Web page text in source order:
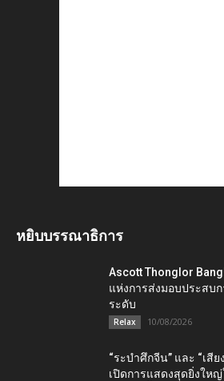
หยิบบรรณาธิการ
Ascott Thonglor
แห่งการส่งมอบประสบ
ระดับ
Relax 10/08/2026
“ระบำศึกจีน” และ “เสี
เปิดการแสดงสุดยิ่งให